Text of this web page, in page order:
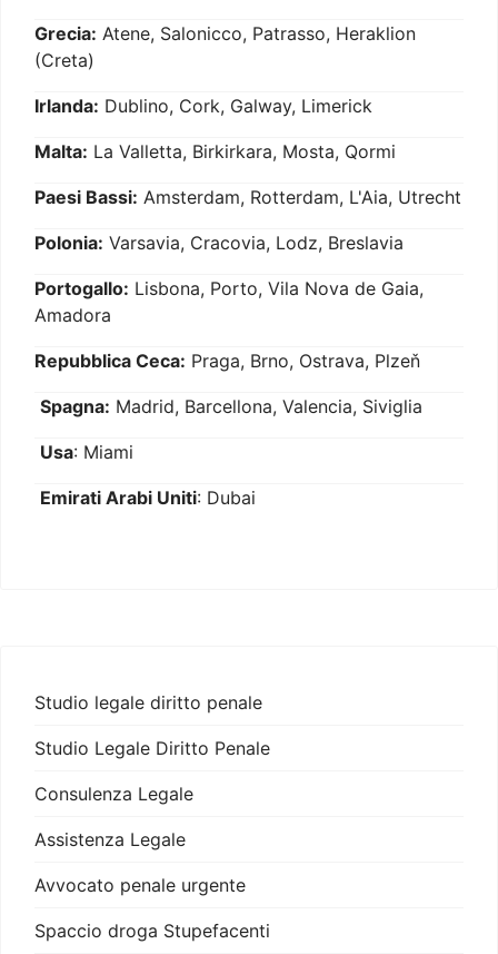
Grecia: Atene, Salonicco, Patrasso, Heraklion
(Creta)
Irlanda: Dublino, Cork, Galway, Limerick
Malta: La Valletta, Birkirkara, Mosta, Qormi
Paesi Bassi: Amsterdam, Rotterdam, L'Aia, Utrecht
Polonia: Varsavia, Cracovia, Lodz, Breslavia
Portogallo: Lisbona, Porto, Vila Nova de Gaia,
Amadora
Repubblica Ceca: Praga, Brno, Ostrava, Plzeň
Spagna: Madrid, Barcellona, Valencia, Siviglia
Usa: Miami
Emirati Arabi Uniti: Dubai
Studio legale diritto penale
Studio Legale Diritto Penale
Consulenza Legale
Assistenza Legale
Avvocato penale urgente
Spaccio droga Stupefacenti